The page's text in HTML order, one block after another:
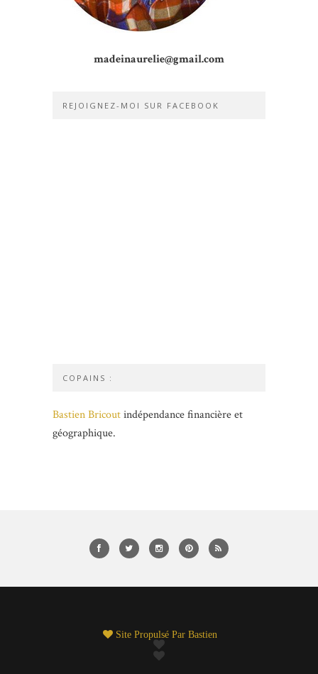
madeinaurelie@gmail.com
REJOIGNEZ-MOI SUR FACEBOOK
COPAINS :
Bastien Bricoutindépendance financière et
géographique.
Site Propulsé Par Bastien